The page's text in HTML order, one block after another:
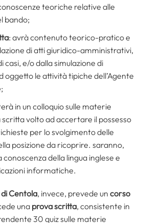
teoriche relative alle
bando;
: avrà contenuto teorico-pratico e
di atti giuridico-amministrativi,
casi, e/o dalla simulazione di
oggetto le attività tipiche dell’Agente
in un colloquio sulle materie
volto ad accertare il possesso
per lo svolgimento delle
posizione da ricoprire. saranno,
della lingua inglese e
informatiche.
Centola, invece, prevede un corso
una prova scritta, consistente in
30 quiz sulle materie